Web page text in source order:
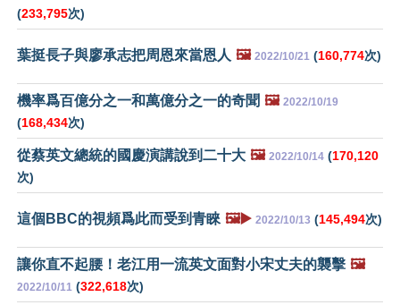
(233,795次)
葉挺長子與廖承志把周恩來當恩人 🖼️ 2022/10/21 (160,774次)
機率爲百億分之一和萬億分之一的奇聞 🖼️ 2022/10/19
(168,434次)
從蔡英文總統的國慶演講說到二十大 🖼️ 2022/10/14 (170,120
次)
這個BBC的視頻爲此而受到青睞 🖼️▶️ 2022/10/13 (145,494次)
讓你直不起腰！老江用一流英文面對小宋丈夫的襲擊 🖼️
2022/10/11 (322,618次)